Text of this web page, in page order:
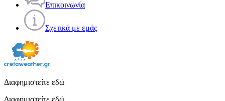
Επικοινωνία
Σχετικά με εμάς
Διαφημιστείτε εδώ
Διαφημιστείτε εδώ